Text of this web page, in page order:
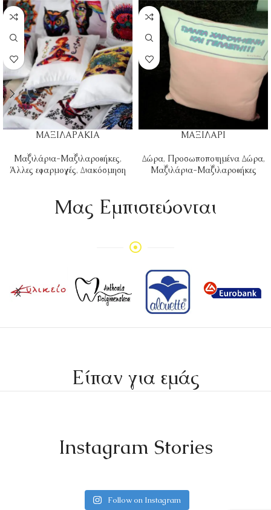
ΜΑΞΙΛΑΡΑΚΙΑ
Μαξιλάρια-Μαξιλαροθήκες,
Άλλες εφαρμογές, Διακόσμηση
ΜΑΞΙΛΑΡΙ
Δώρα, Προσωποποιημένα Δώρα,
Μαξιλάρια-Μαξιλαροθήκες
Mας Εμπιστεύονται
Είπαν για εμάς
Instagram Stories
Follow on Instagram